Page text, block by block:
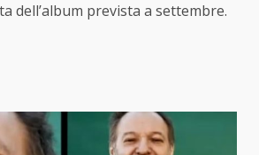
dell’album prevista a settembre.